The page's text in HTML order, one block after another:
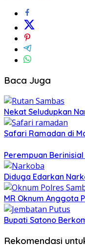
Baca Juga
Nekat Seludupkan
Safari Ramadan di
Perempuan
Diduga Edarkan
MR Oknum Anggota
Bupati Satono
Rekomendasi